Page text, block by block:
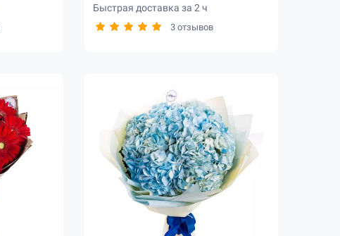
Быстрая доставка за 2 ч
3 отзывов